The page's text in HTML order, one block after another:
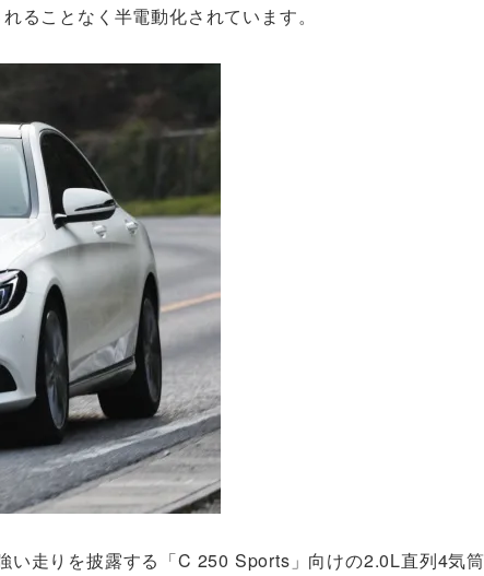
ることなく半電動化されています。
走りを披露する「C 250 Sports」向けの2.0L直列4気